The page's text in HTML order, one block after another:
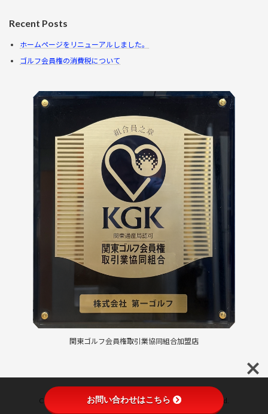
Recent Posts
ホームページをリニューアルしました。
ゴルフ会員権の消費税について
関東ゴルフ会員権取引業協同組合加盟店
Copyright © ゴルフ会員権は第一ゴルフ All Rights Reserved.
お問い合わせはこちら